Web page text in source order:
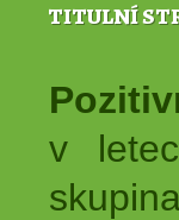
TITULNÍ
v